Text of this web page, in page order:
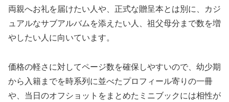
両親へお礼を届けたい人や、正式な贈呈本とは別に、カジ
ュアルなサブアルバムを添えたい人、祖父母分まで数を増
やしたい人に向いています。
価格の軽さに対してページ数を確保しやすいので、幼少期
から入籍までを時系列に並べたプロフィール寄りの一冊
や、当日のオフショットをまとめたミニブックには相性が